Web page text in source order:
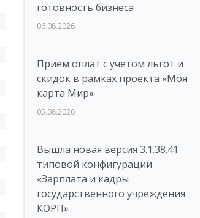
готовность бизнеса
06.08.2026
Прием оплат с учетом льгот и
скидок в рамках проекта «Моя
карта Мир»
05.08.2026
Вышла новая версия 3.1.38.41
типовой конфигурации
«Зарплата и кадры
государственного учреждения
КОРП»